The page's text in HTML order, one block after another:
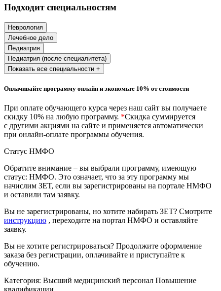
Психологические науки
Техносферная безопасность и ОТ
Техносферная безопасность и
природообустройство
промышленности
Управление охраной труда.
Безопасность труда
организации
Управление административно-
хозяйственной деятельностью
Подходит специальностям
Неврология
Лечебное дело
Педиатрия
Педиатрия (после специалитета)
Показать все специальности +
Оплачивайте программу онлайн и экономьте 10% от стоимости
При оплате обучающего курса через наш сайт вы получаете
скидку 10% на любую программу. *Скидка суммируется
с другими акциями на сайте и применяется автоматически
при онлайн-оплате программы обучения.
Статус НМФО
Обратите внимание – вы выбрали программу, имеющую
статус: НМФО. Это означает, что за эту программу мы
начислим ЗЕТ, если вы зарегистрированы на портале НМФО
и оставили там заявку.
Вы не зарегистрированы, но хотите набирать ЗЕТ? Смотрите
инструкцию , переходите на портал НМФО и оставляйте
заявку.
Вы не хотите регистрироваться? Продолжите оформление
заказа без регистрации, оплачивайте и приступайте к
обучению.
Категория: Высший медицинский персонал Повышение